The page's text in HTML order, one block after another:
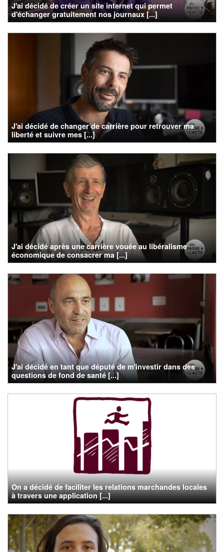
J'ai décidé de créer un site internet qui permet
d'échanger gratuitement nos journaux [...]
J'ai décidé de changer de carrière pour retrouver ma
liberté et suivre mes [...]
J'ai décidé après une carrière vouée au libéralisme
économique de consacrer ma [...]
J'ai décidé en tant que député de m'investir dans des
questions de fond de santé [...]
On a décidé de faciliter les relations marchandes locales
à travers une application [...]